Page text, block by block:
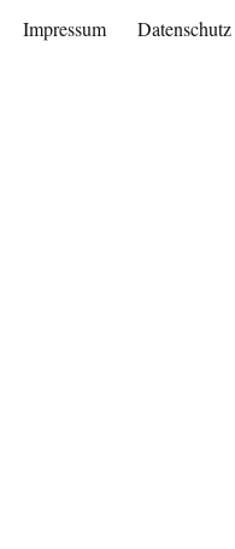
Impressum Datenschutz